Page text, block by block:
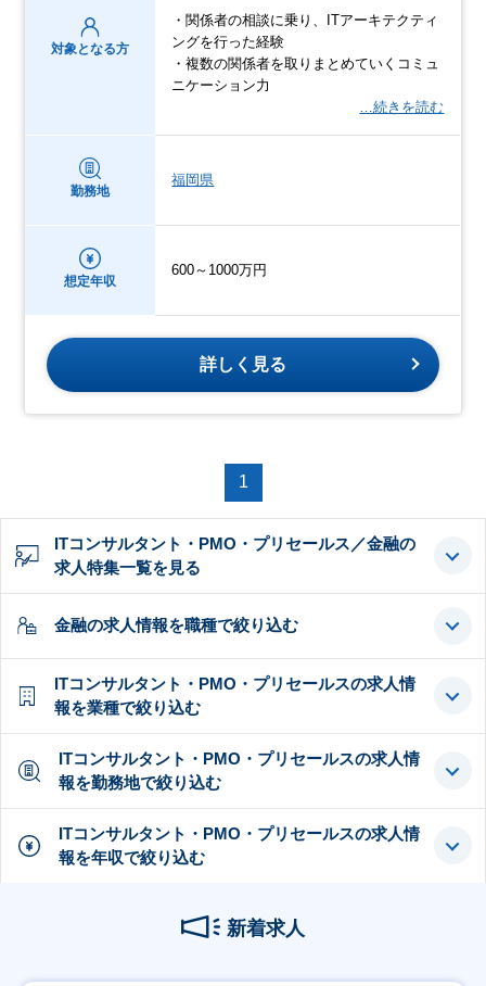
対象となる方
・関係者の相談に乗り、ITアーキテクティ
ングを行った経験
・複数の関係者を取りまとめていくコミュ
ニケーション力
…続きを読む
勤務地
福岡県
想定年収
600～1000万円
詳しく見る
1
ITコンサルタント・PMO・プリセールス／金融の
求人特集一覧を見る
金融の求人情報を職種で絞り込む
ITコンサルタント・PMO・プリセールスの求人情
報を業種で絞り込む
ITコンサルタント・PMO・プリセールスの求人情
報を勤務地で絞り込む
ITコンサルタント・PMO・プリセールスの求人情
報を年収で絞り込む
新着求人